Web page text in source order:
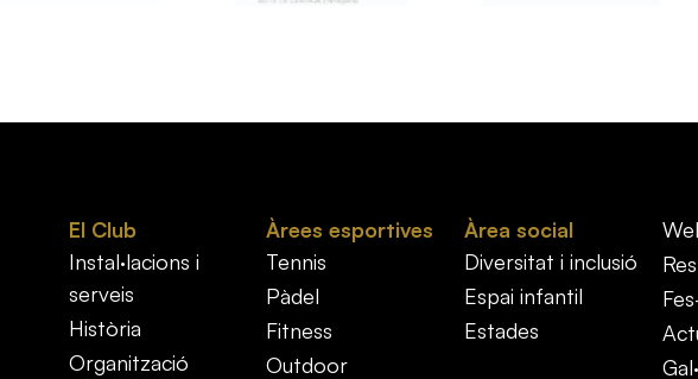
El Club
Instal·lacions i
serveis
Història
Organització
Àrees esportives
Tennis
Pàdel
Fitness
Outdoor
Àrea social
Diversitat i inclusió
Espai infantil
Estades